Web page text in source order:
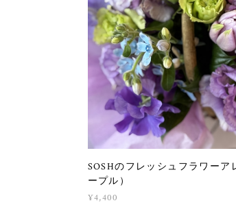
SOSHのフレッシュフラワーア
ープル）
¥4,400